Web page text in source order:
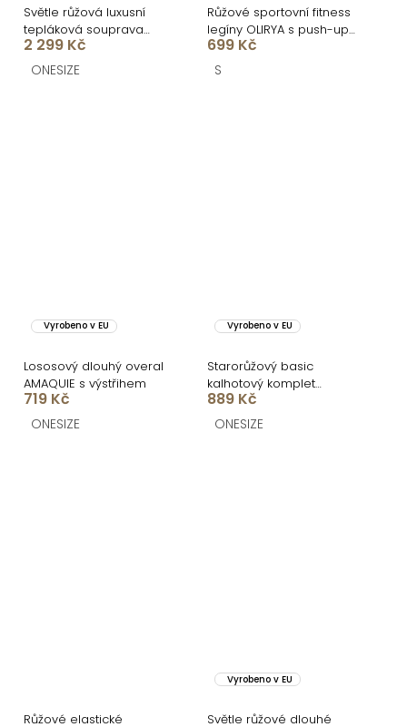
Světle růžová luxusní
tepláková souprava
MATHUA
2 299 Kč
ONESIZE
Růžové sportovní fitness
legíny OLIRYA s push-up
efektem
699 Kč
S
Vyrobeno v EU
Lososový dlouhý overal
AMAQUIE s výstřihem
719 Kč
ONESIZE
Vyrobeno v EU
Starorůžový basic
kalhotový komplet
MYRLYN
889 Kč
ONESIZE
Růžové elastické
Vyrobeno v EU
Světle růžové dlouhé